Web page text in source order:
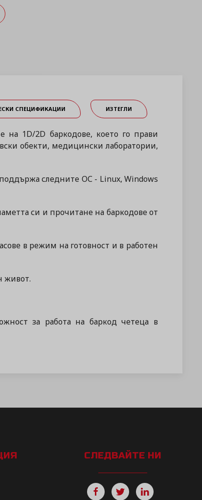
СПЕЦИФИКАЦИИ ИЗТЕГЛИ
на 1D/2D баркодове, което го прави
обекти, медицински лаборатории,
следните ОС - Linux, Windows
си и прочитане на баркодове от
в режим на готовност и в работен
живот.
за работа на баркод четеца в
СЛЕДВАЙТЕ НИ